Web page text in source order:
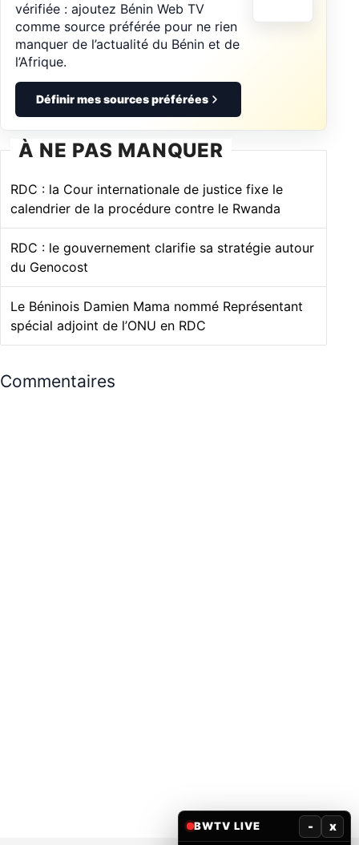
vérifiée : ajoutez Bénin Web TV
comme source préférée pour ne rien
manquer de l’actualité du Bénin et de
l’Afrique.
Définir mes sources préférées
À NE PAS MANQUER
RDC : la Cour internationale de justice fixe le
calendrier de la procédure contre le Rwanda
RDC : le gouvernement clarifie sa stratégie autour
du Genocost
Le Béninois Damien Mama nommé Représentant
spécial adjoint de l’ONU en RDC
Commentaires
BWTV LIVE - x